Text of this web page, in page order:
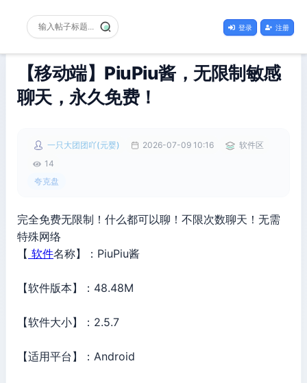
登录 注册
【移动端】PiuPiu酱，无限制敏感
聊天，永久免费！
一只大团团吖(元婴) 2026-07-09 10:16
软件区
14
夸克盘
完全免费无限制！什么都可以聊！不限次数聊天！无需
特殊网络
【 软件名称】：PiuPiu酱
【软件版本】：48.48M
【软件大小】：2.5.7
【适用平台】：Android